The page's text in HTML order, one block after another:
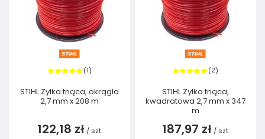
(1)
STIHL Żyłka tnąca, okrągła
2,7 mm x 208 m
122,18 zł / szt.
(2)
STIHL Żyłka tnąca,
kwadratowa 2,7 mm x 347
m
187,97 zł / szt.